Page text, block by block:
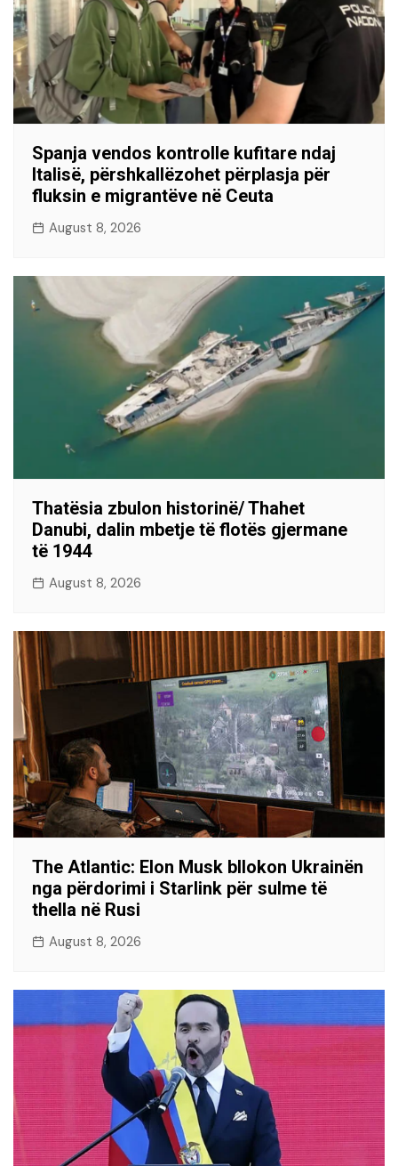
Spanja vendos kontrolle kufitare ndaj
Italisë, përshkallëzohet përplasja për
fluksin e migrantëve në Ceuta
August 8, 2026
Thatësia zbulon historinë/ Thahet
Danubi, dalin mbetje të flotës gjermane
të 1944
August 8, 2026
The Atlantic: Elon Musk bllokon Ukrainën
nga përdorimi i Starlink për sulme të
thella në Rusi
August 8, 2026